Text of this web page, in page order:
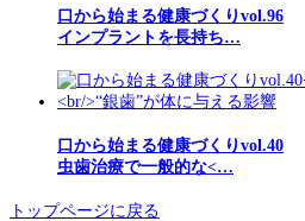
口から始まる健康づくりvol.96
インプラントを長持ち…
口から始まる健康づくりvol.40
虫歯治療で一般的な<…
トップページに戻る